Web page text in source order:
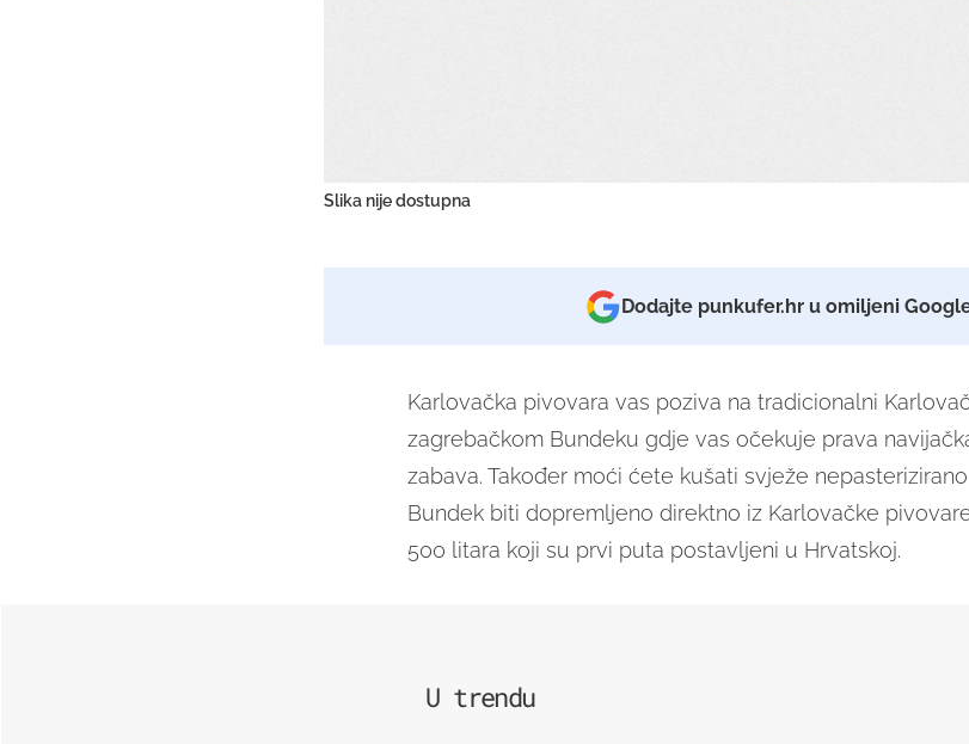
Slika nije dostupna
Dodajte punkufer.hr u omiljeni
Karlovačka pivovara vas poziva na tradicionalni
zagrebačkom Bundeku gdje vas očekuje prava
zabava. Također moći ćete kušati svježe
Bundek biti dopremljeno direktno iz Karlovačke
500 litara koji su prvi puta postavljeni u Hrvatskoj.
U trendu